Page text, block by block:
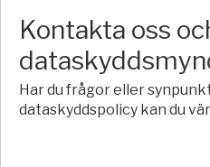
Kontakta oss
Har du frågor eller
dataskyddspolicy kan du